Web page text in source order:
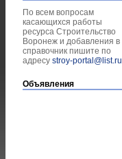
По всем вопросам
касающихся работы
ресурса Строительство
Воронеж и добавления в
справочник пишите по
адресу stroy-portal@list.ru
Объявления